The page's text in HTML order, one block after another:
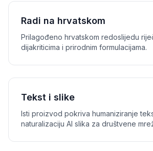
Radi na hrvatskom
Prilagođeno hrvatskom redoslijedu
dijakriticima i prirodnim formulacijama.
Tekst i slike
Isti proizvod pokriva humaniziranje
naturalizaciju AI slika za društvene